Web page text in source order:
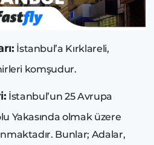
İstanbul’a Kırklareli,
komşudur.
İstanbul’un 25 Avrupa
Yakasında olmak üzere
Bunlar; Adalar,